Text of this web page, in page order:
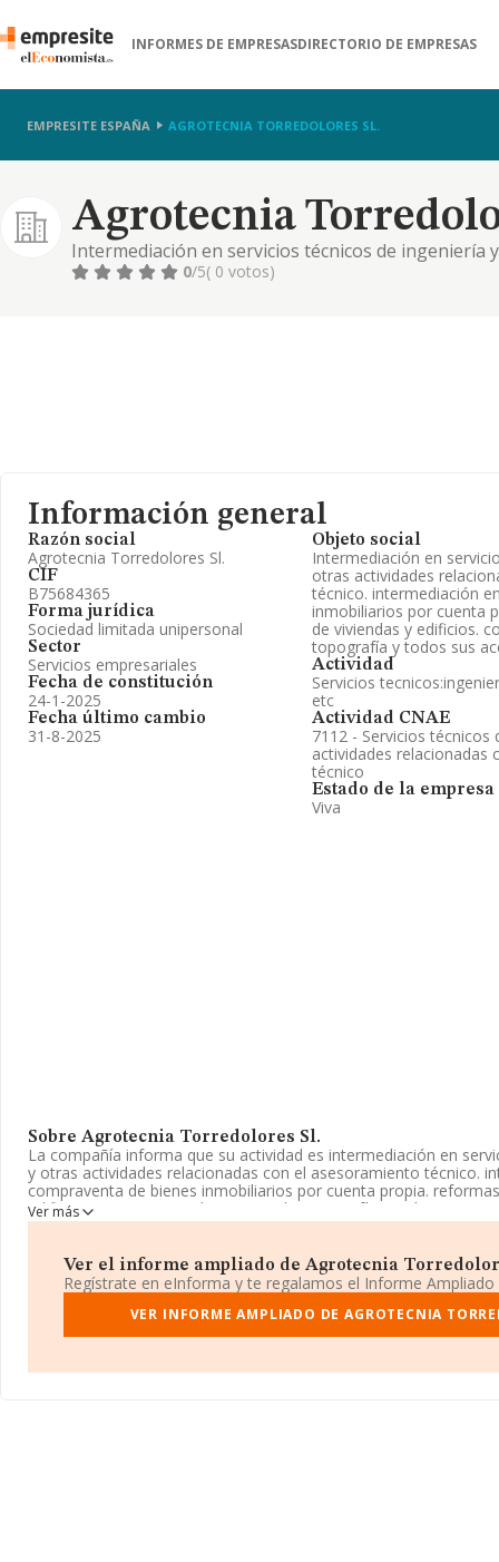
INFORMES DE EMPRESASDIRECTORIO DE EMPRESAS
EMPRESITE ESPAÑA AGROTECNIA TORREDOLORES SL.
Agrotecnia
Intermediación en servicios técnicos de ingeniería
asesoramiento técnico. intermediación en la
0/5( 0 votos)
Información general
Razón social
Agrotecnia Torredolores Sl.
CIF
B75684365
Forma jurídica
Sociedad limitada unipersonal
Sector
Servicios empresariales
Fecha de constitución
24-1-2025
Fecha último cambio
31-8-2025
Objeto social
Intermediación en
otras actividades
técnico. intermediación
inmobiliarios por cuenta
de viviendas y edificios.
topografía y todos sus
Actividad
Servicios
etc
Actividad CNAE
7112 - Servicios técnicos
actividades relacionadas
técnico
Estado de la empresa
Viva
Sobre Agrotecnia Torredolores Sl.
La compañía informa que su actividad es intermediación en
y otras actividades relacionadas con el asesoramiento técnico.
compraventa de bienes inmobiliarios por cuenta propia.
edificios. compraventa de equipos de topografía y todos sus
está registrada como Sociedad Limitada. Su CNAE corresponde
realiza actividad de importación y/o exportación.
La empresaAgrotecnia Torredolores S.L, con NIF
De Caturla núm. 11, (03158), Catral, en Alicante, Comunidad
la facturación en el ámbito nacional alcanza los 29.667 millones
Ver más
Ver el informe ampliado de Agrotecnia
Regístrate en eInforma y te regalamos el Informe
VER INFORME AMPLIADO DE AGROTECNIA